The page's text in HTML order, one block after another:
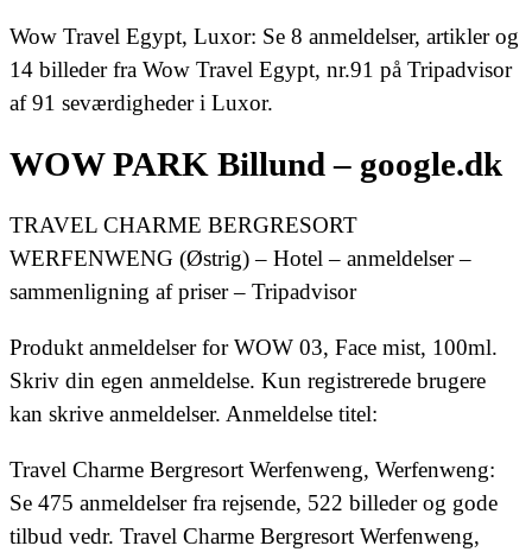
Wow Travel Egypt, Luxor: Se 8 anmeldelser, artikler og
14 billeder fra Wow Travel Egypt, nr.91 på Tripadvisor
af 91 seværdigheder i Luxor.
WOW PARK Billund – google.dk
TRAVEL CHARME BERGRESORT
WERFENWENG (Østrig) – Hotel – anmeldelser –
sammenligning af priser – Tripadvisor
Produkt anmeldelser for WOW 03, Face mist, 100ml.
Skriv din egen anmeldelse. Kun registrerede brugere
kan skrive anmeldelser. Anmeldelse titel:
Travel Charme Bergresort Werfenweng, Werfenweng:
Se 475 anmeldelser fra rejsende, 522 billeder og gode
tilbud vedr. Travel Charme Bergresort Werfenweng,